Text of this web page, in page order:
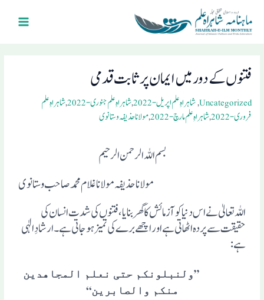
content
فتنوں کے دور میں ایمان پر ثابت قدمی
Uncategorized
,شاہراہِ علم اپریل- 2022 ,شاہراہِ علم جنوری- 2022 ,شاہراہِ علم
فروری- 2022
,شاہراہِ علم مارچ- 2022 ,مولانا حذیفہ وستانوی
بسم اللہ الرحمن الرحیم
مولانا حذیفہ مولانا غلام محمد صاحب وستانوی
اللہ تعالیٰ نے اس دنیا کو آزمائش کا گھر بنایا، فتنوں کی شدت انسان کی
حقیقت سے پردہ اٹھاتی ہے اور اچھے برے کی تمیز ہوجاتی ہے۔ارشادِ الٰہی
ہے:
”ولنبلونکم حتی نعلم المجاھدین
منکم والصابرین“